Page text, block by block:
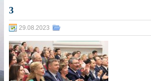
3
29.08.2023